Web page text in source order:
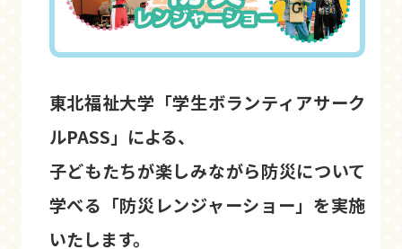
東北福祉大学「学生ボランティアサーク
ルPASS」による、
子どもたちが楽しみながら防災について
学べる「防災レンジャーショー」を実施
いたします。